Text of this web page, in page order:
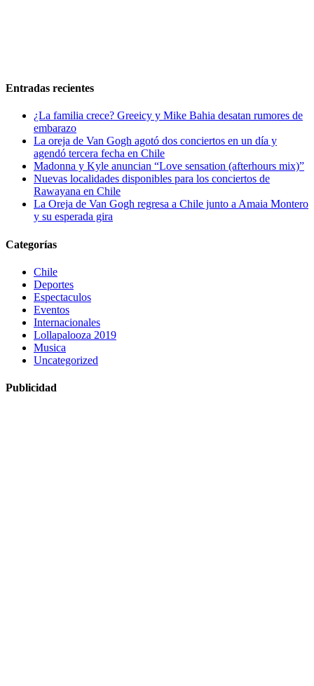
Entradas recientes
¿La familia crece? Greeicy y Mike Bahia desatan rumores de
embarazo
La oreja de Van Gogh agotó dos conciertos en un día y
agendó tercera fecha en Chile
Madonna y Kyle anuncian “Love sensation (afterhours mix)”
Nuevas localidades disponibles para los conciertos de
Rawayana en Chile
La Oreja de Van Gogh regresa a Chile junto a Amaia Montero
y su esperada gira
Categorías
Chile
Deportes
Espectaculos
Eventos
Internacionales
Lollapalooza 2019
Musica
Uncategorized
Publicidad